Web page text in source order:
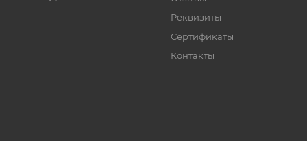
Реквизиты
Сертификаты
Контакты